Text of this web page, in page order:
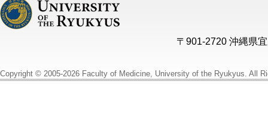
〒901-2720 沖縄県
Copyright © 2005-2026 Faculty of Medicine, University of the Ryukyus. All